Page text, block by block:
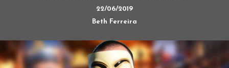
22/06/2019
Beth Ferreira